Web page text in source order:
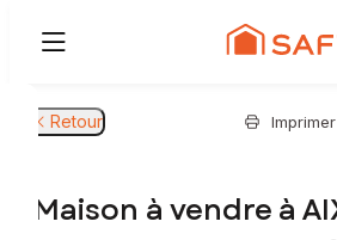
Retour Imprimer
Maison à vendre à